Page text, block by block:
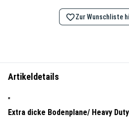
Zur Wunschliste
Artikeldetails
"
Extra dicke Bodenplane/ Heavy